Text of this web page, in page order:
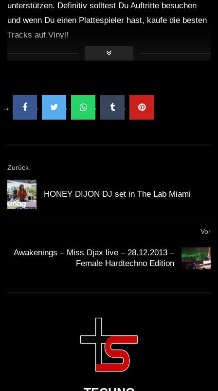
HARDTEKK | HaimKind &
Corespondent – Somebody Like Us
[HD]
Hardtekk – Tribe – Mental – Tribecore
GEFÜHLSTEKK SET • TEIL 7 • [S.M.] •
2021 •
MAYTRIXX / SCHILLAH / ROLEXZ /
HEtZEr & Maytrixx – TimeleZz
[HARDTEKK SET 2020]
Crotekk (VIDEOSET) @ Hell Festival
unterstützen. Definitiv solltest Du Auftritte besuchen
und wenn Du einen Plattespieler hast, kaufe die besten
Tracks auf Vinyl!
Zurück
HONEY DIJON DJ set in The Lab Miami
Vor
Awakenings – Miss Djax live – 28.12.2013 –
Female Hardtechno Edition